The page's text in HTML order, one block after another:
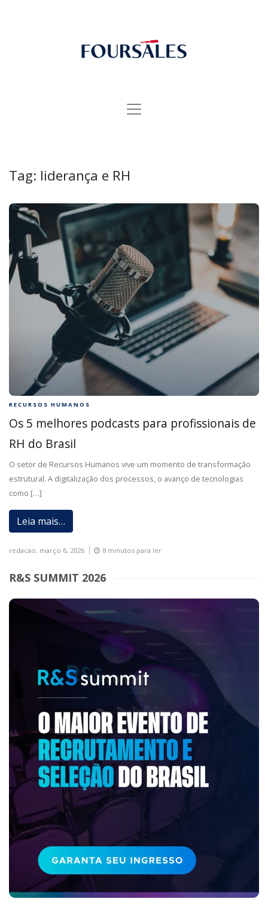
Tag: liderança e RH
RECURSOS HUMANOS
Os 5 melhores podcasts para profissionais de
RH do Brasil
O setor de Recursos Humanos vive um momento de transformação
estrutural. A digitalização dos processos, o avanço de tecnologias
como […]
Leia mais…
redacao, março 6, 2026 8 minutos para ler
R&S SUMMIT 2026